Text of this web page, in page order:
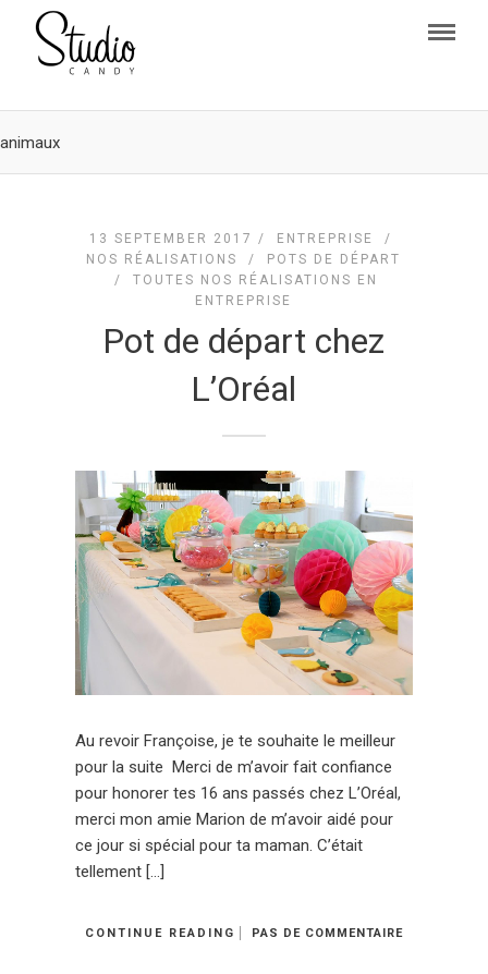
animaux
13 SEPTEMBER 2017 / ENTREPRISE
/
NOS RÉALISATIONS
/
POTS DE DÉPART
/TOUTES NOS RÉALISATIONS EN
ENTREPRISE
Pot de départ chez
L’Oréal
Au revoir Françoise, je te souhaite le meilleur
pour la suite Merci de m’avoir fait confiance
pour honorer tes 16 ans passés chez L’Oréal,
merci mon amie Marion de m’avoir aidé pour
ce jour si spécial pour ta maman. C’était
tellement […]
CONTINUE READING PAS DE COMMENTAIRE